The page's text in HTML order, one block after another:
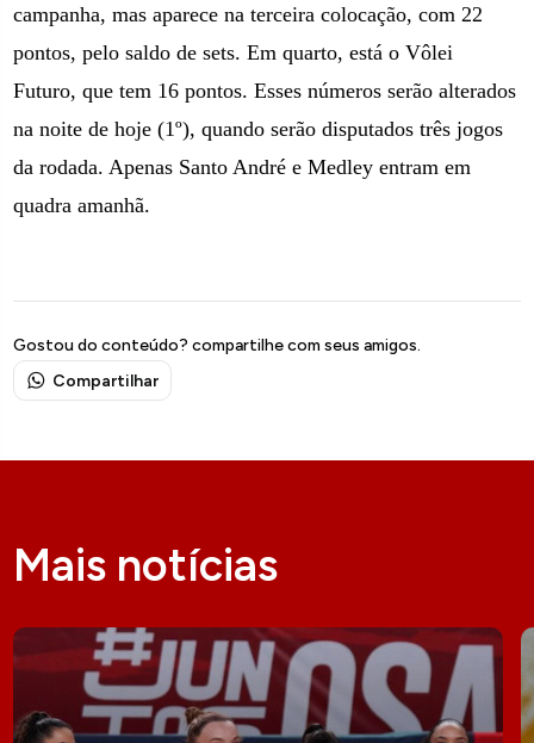
campanha, mas aparece na terceira colocação, com 22
pontos, pelo saldo de sets. Em quarto, está o Vôlei
Futuro, que tem 16 pontos. Esses números serão alterados
na noite de hoje (1º), quando serão disputados três jogos
da rodada. Apenas Santo André e Medley entram em
quadra amanhã.
Gostou do conteúdo? compartilhe com seus amigos.
Compartilhar
Mais notícias